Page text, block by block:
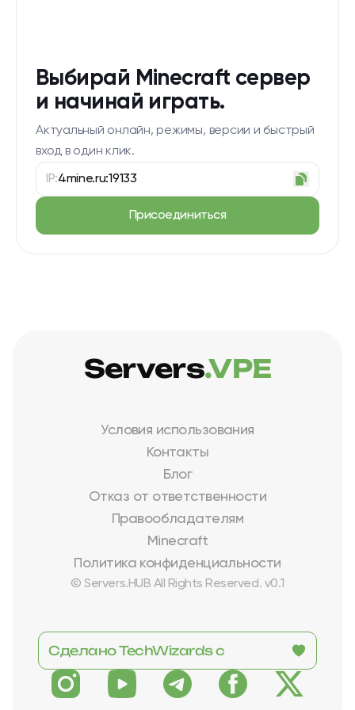
Выбирай Minecraft сервер
и начинай играть.
Актуальный онлайн, режимы, версии и быстрый
вход в один клик.
IP:4mine.ru:19133
Присоединиться
Условия использования
Контакты
Блог
Отказ от ответственности
Правообладателям
Minecraft
Политика конфиденциальности
© Servers.HUB All Rights Reserved. v0.1
Servers.VPE
Сделано TechWizards с